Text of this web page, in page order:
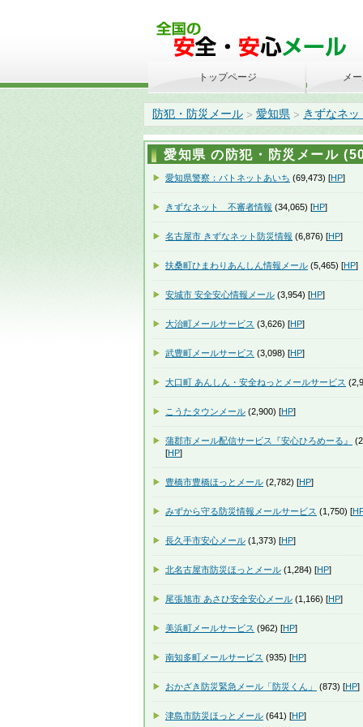
防犯・防災メール > 愛知県 > きずなネ
トップページ メ
愛知県 の防犯・防災メール
愛知県警察：パトネットあいち (69,473) [HP]
きずなネット 不審者情報 (34,065) [HP]
名古屋市 きずなネット防災情報 (6,876) [HP]
扶桑町ひまわりあんしん情報メール (5,465) [HP]
安城市 安全安心情報メール (3,954) [HP]
大治町メールサービス (3,626) [HP]
武豊町メールサービス (3,098) [HP]
大口町 あんしん・安全ねっとメールサービス
こうたタウンメール (2,900) [HP]
蒲郡市メール配信サービス『安心ひろめーる』
[HP]
豊橋市豊橋ほっとメール (2,782) [HP]
みずから守る防災情報メールサービス (1,750) [
長久手市安心メール (1,373) [HP]
北名古屋市防災ほっとメール (1,284) [HP]
尾張旭市 あさひ安全安心メール (1,166) [HP]
美浜町メールサービス (962) [HP]
南知多町メールサービス (935) [HP]
おかざき防災緊急メール「防災くん」 (873) [HP]
津島市防災ほっとメール (641) [HP]